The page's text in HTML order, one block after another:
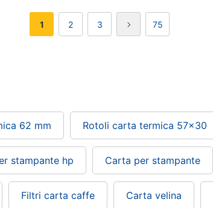
1 2 3 75
62 mm Rotoli carta termica 57x30
stampante hp Carta per stampante
Filtri carta caffe Carta velina